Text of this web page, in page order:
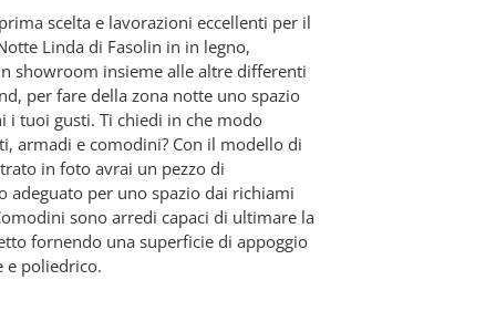
scelta e lavorazioni eccellenti per il
Linda di Fasolin in in legno,
showroom insieme alle altre differenti
per fare della zona notte uno spazio
i tuoi gusti. Ti chiedi in che modo
armadi e comodini? Con il modello di
in foto avrai un pezzo di
adeguato per uno spazio dai richiami
sono arredi capaci di ultimare la
fornendo una superficie di appoggio
e poliedrico.